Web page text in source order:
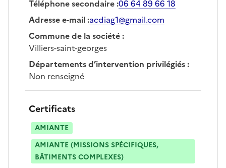
Téléphone secondaire:06 64 89 66 18
Adresse e-mail:acdiag1@gmail.com
Commune de la société:
Villiers-saint-georges
Départements d’intervention privilégiés:
Non renseigné
Certificats
AMIANTE
AMIANTE (MISSIONS SPÉCIFIQUES,
BÂTIMENTS COMPLEXES)